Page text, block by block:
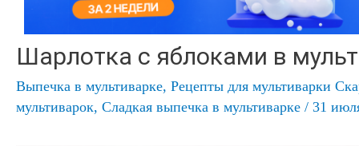
Шарлотка с яблоками в
Выпечка в мультиварке, Рецепты для мультиварки
мультиварок, Сладкая выпечка в мультиварке / 31